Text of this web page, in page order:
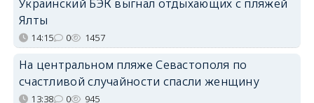
Украинский БЭК выгнал отдыхающих с пляжей
Ялты
14:15 0 1457
На центральном пляже Севастополя по
счастливой случайности спасли женщину
13:38 0 945